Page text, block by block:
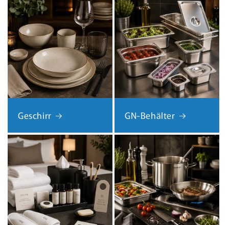
Geschirr GN-Behälter